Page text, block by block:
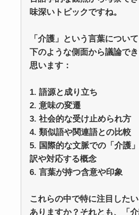
味深いトピックですね。
「介護」という言葉につい
下のような側面から議論で
思います：
1. 語源と成り立ち
2. 意味の変遷
3. 社会的な受け止められ方
4. 類似語や関連語との比較
5. 国際的な文脈での「介護
訳や対応する概念
6. 言葉が持つ含意や印象
これらの中で特に注目した
ありますか？それとも、「介